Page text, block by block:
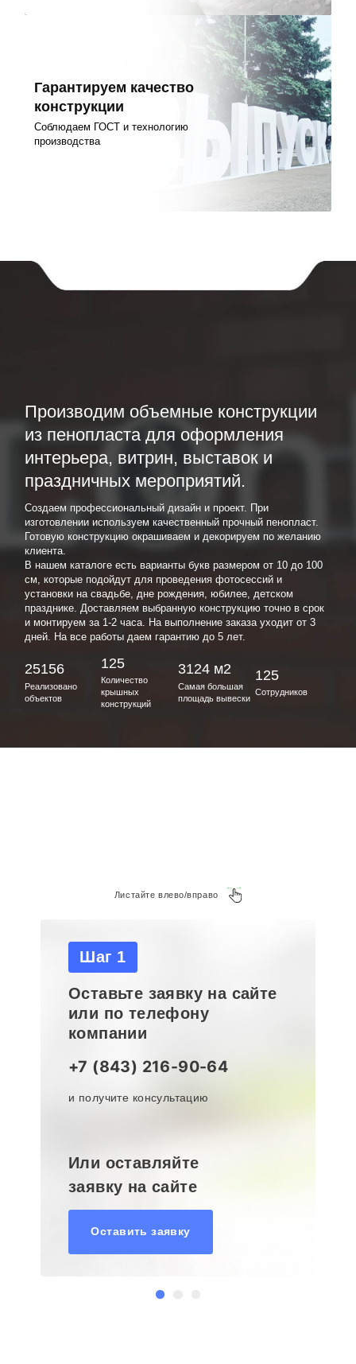
Гарантируем качество
конструкции
Соблюдаем ГОСТ и технологию
производства
Производим объемные конструкции
из пенопласта для оформления
интерьера, витрин, выставок и
праздничных мероприятий.
Создаем профессиональный дизайн и проект. При
изготовлении используем качественный прочный пенопласт.
Готовую конструкцию окрашиваем и декорируем по желанию
клиента.
В нашем каталоге есть варианты букв размером от 10 до 100
см, которые подойдут для проведения фотосессий и
установки на свадьбе, дне рождения, юбилее, детском
празднике. Доставляем выбранную конструкцию точно в срок
и монтируем за 1-2 часа. На выполнение заказа уходит от 3
дней. На все работы даем гарантию до 5 лет.
25156
Реализовано
объектов
125
Количество
крышных
конструкций
3124 м2
Самая большая
площадь вывески
125
Сотрудников
Листайте влево/вправо
Шаг 1
Оставьте заявку на сайте
или по телефону
компании
+7 (843) 216-90-64
и получите консультацию
Или оставляйте
заявку на сайте
Оставить заявку